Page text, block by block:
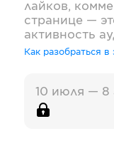
лайков,
странице —
активность
Как разобраться в
10 июля — 8